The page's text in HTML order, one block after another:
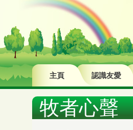
主頁 認識友愛
牧者心聲